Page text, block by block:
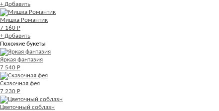
+ Добавить
Мишка Романтик
7 160 Р
+ Добавить
Похожие букеты
Яркая фантазия
7 540 Р
Сказочная фея
7 230 Р
Цветочный соблазн